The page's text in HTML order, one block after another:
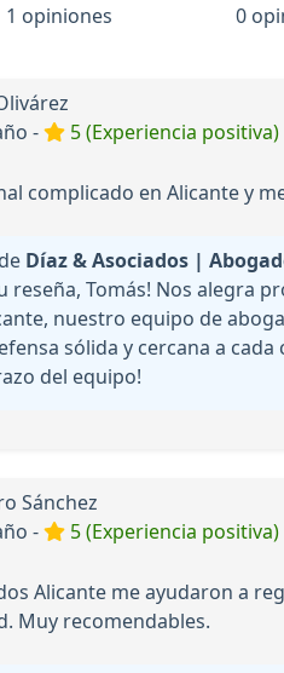
1 opiniones 0
-
5 (Experiencia positiva)
complicado en Alicante y
Díaz & Asociados |
reseña, Tomás! Nos alegra
nuestro equipo de
sólida y cercana a
del equipo!
Sánchez
-
5 (Experiencia positiva)
Alicante me ayudaron a
Muy recomendables.